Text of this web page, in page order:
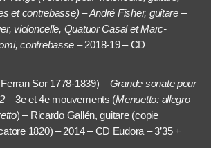
et contrebasse) – André Fisher, guitare –
violoncelle, Quatuor Casal et Marc-
contrebasse – 2018-19–CD
Sor 1778-1839) –Grande sonate pour
– 3e et 4e mouvements (Menuetto: allegro
) – Ricardo Gallén, guitare (copie
1820) – 2014 – CD Eudora – 3’35 +